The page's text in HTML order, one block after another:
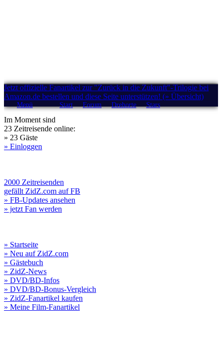
Jetzt offizielle Fanartikel zur "Zurück in die Zukunft"-Trilogie bei
Amazon.de bestellen und diese Seite unterstützen! (» Übersicht)
Menü Start Forum Drehorte Stars
Im Moment sind
23 Zeitreisende online:
» 23 Gäste
» Einloggen
2000 Zeitreisenden
gefällt ZidZ.com auf FB
» FB-Updates ansehen
» jetzt Fan werden
» Startseite
» Neu auf ZidZ.com
» Gästebuch
» ZidZ-News
» DVD/BD-Infos
» DVD/BD-Bonus-Vergleich
» ZidZ-Fanartikel kaufen
» Meine Film-Fanartikel